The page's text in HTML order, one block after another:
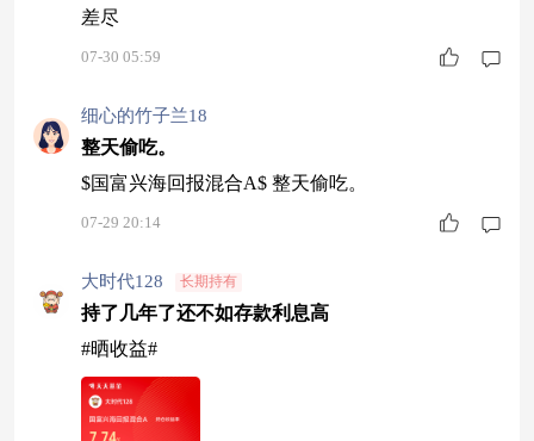
差尽
07-30 05:59
细心的竹子兰18
整天偷吃。
$国富兴海回报混合A$ 整天偷吃。
07-29 20:14
大时代128 长期持有
持了几年了还不如存款利息高
#晒收益#